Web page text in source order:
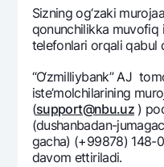
Ko'p beriladigan
Sayt bo‘yicha
Qidirish
Foydali havolalar
Sizning og‘zaki
qonunchilikka muvofiq
tеlеfonlari orqali qabul
“O‘zmilliybank” AJ
istе’molchilarining
(support@nbu.uz )
(dushanbadan-
gacha) (+99878) 148-
davom ettiriladi.